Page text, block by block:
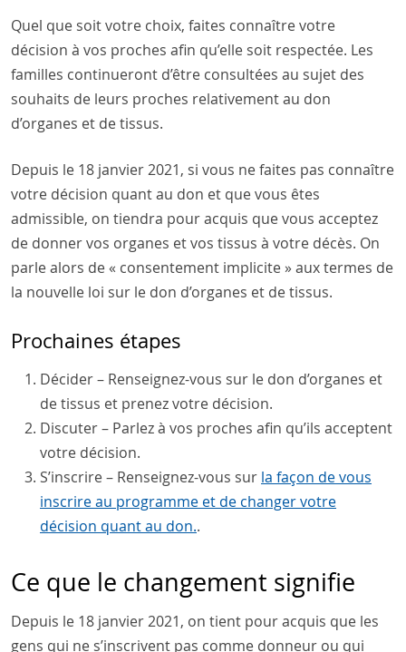
Quel que soit votre choix, faites connaître votre
décision à vos proches afin qu’elle soit respectée. Les
familles continueront d’être consultées au sujet des
souhaits de leurs proches relativement au don
d’organes et de tissus.
Depuis le 18 janvier 2021, si vous ne faites pas connaître
votre décision quant au don et que vous êtes
admissible, on tiendra pour acquis que vous acceptez
de donner vos organes et vos tissus à votre décès. On
parle alors de « consentement implicite » aux termes de
la nouvelle loi sur le don d’organes et de tissus.
Prochaines étapes
Décider – Renseignez-vous sur le don d’organes et
de tissus et prenez votre décision.
Discuter – Parlez à vos proches afin qu’ils acceptent
votre décision.
S’inscrire – Renseignez-vous sur la façon de vous
inscrire au programme et de changer votre
décision quant au don..
Ce que le changement signifie
Depuis le 18 janvier 2021, on tient pour acquis que les
gens qui ne s’inscrivent pas comme donneur ou qui